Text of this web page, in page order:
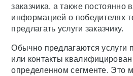
заказчика, а также постоянно
информацией о победителях
предлагать услуги заказчику.
Обычно предлагаются услуги
или контакты
определенном сегменте. Это